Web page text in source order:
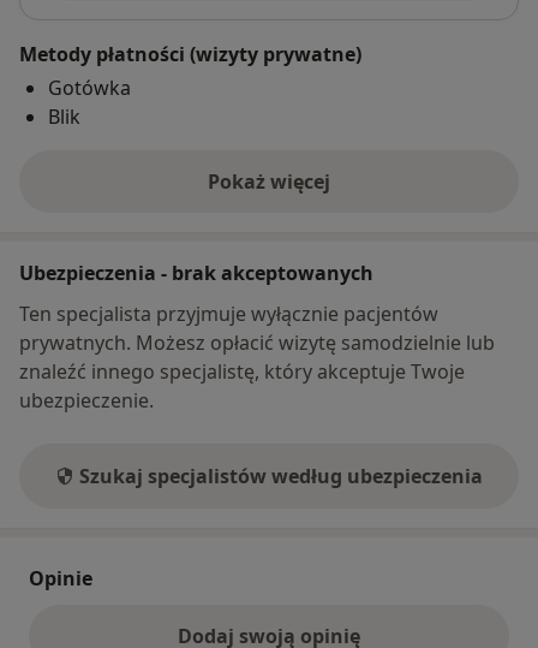
Metody płatności (wizyty prywatne)
Gotówka
Blik
Pokaż więcej
o adresie
Ubezpieczenia - brak akceptowanych
Ten specjalista przyjmuje wyłącznie pacjentów
prywatnych. Możesz opłacić wizytę samodzielnie lub
znaleźć innego specjalistę, który akceptuje Twoje
ubezpieczenie.
Szukaj specjalistów według ubezpieczenia
Opinie
Dodaj swoją opinię